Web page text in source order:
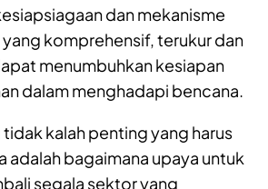
dan mekanisme
komprehensif, terukur dan
menumbuhkan kesiapan
dalam menghadapi bencana.
tidak kalah penting yang harus
adalah bagaimana upaya untuk
segala sektor yang